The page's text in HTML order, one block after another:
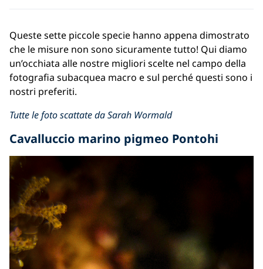
Queste sette piccole specie hanno appena dimostrato
che le misure non sono sicuramente tutto! Qui diamo
un’occhiata alle nostre migliori scelte nel campo della
fotografia subacquea macro esul perchéquesti sono i
nostri preferiti.
Tutte le foto scattate daSarah Wormald
Cavalluccio marino pigmeo Pontohi